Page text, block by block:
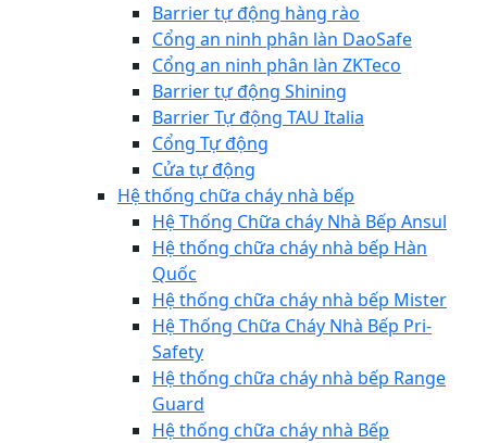
Barrier tự động hàng rào
Cổng an ninh phân làn DaoSafe
Cổng an ninh phân làn ZKTeco
Barrier tự động Shining
Barrier Tự động TAU Italia
Cổng Tự động
Cửa tự động
Hệ thống chữa cháy nhà bếp
Hệ Thống Chữa cháy Nhà Bếp Ansul
Hệ thống chữa cháy nhà bếp Hàn
Quốc
Hệ thống chữa cháy nhà bếp Mister
Hệ Thống Chữa Cháy Nhà Bếp Pri-
Safety
Hệ thống chữa cháy nhà bếp Range
Guard
Hệ thống chữa cháy nhà Bếp